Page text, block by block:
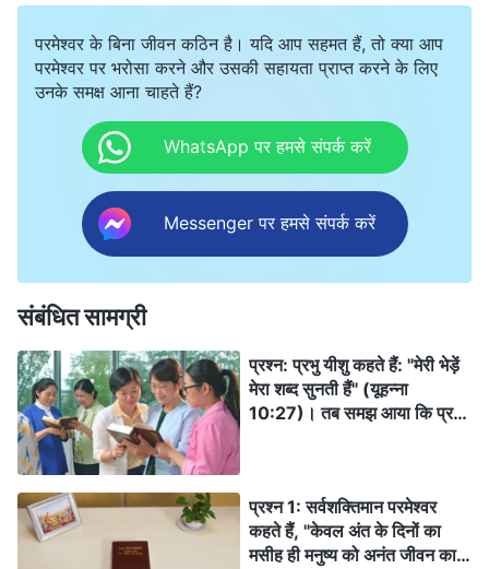
परमेश्वर के बिना जीवन कठिन है। यदि आप सहमत हैं, तो क्या आप
परमेश्वर पर भरोसा करने और उसकी सहायता प्राप्त करने के लिए
उनके समक्ष आना चाहते हैं?
WhatsApp पर हमसे संपर्क करें
Messenger पर हमसे संपर्क करें
संबंधित सामग्री
प्रश्न: प्रभु यीशु कहते हैं: "मेरी भेड़ें
मेरा शब्द सुनती हैं" (यूहन्ना
10:27)। तब समझ आया कि प्रभु
बात है, प्रभु की वाणी सुनने की
कोशिश करना। लेकिन अब, सबसे
बड़ी मुश्किल ये है कि हमें नहीं पता कि
प्रश्न 1: सर्वशक्तिमान परमेश्वर
कहते हैं, "केवल अंत के दिनों का
मसीह ही मनुष्य को अनंत जीवन का